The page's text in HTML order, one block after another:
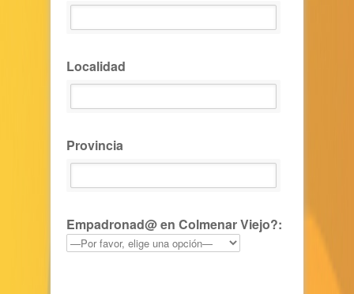
Localidad
Provincia
Empadronad@ en Colmenar Viejo?: